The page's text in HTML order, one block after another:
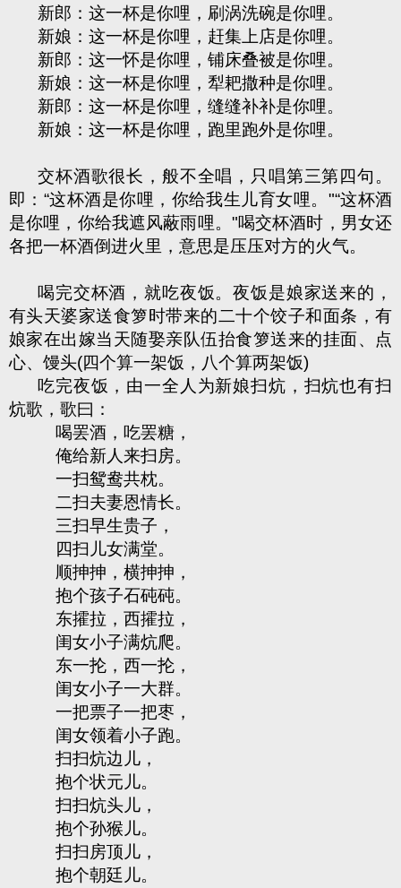
新郎：这一杯是你哩，刷涡洗碗是你哩。
新娘：这一杯是你哩，赶集上店是你哩。
新郎：这一怀是你哩，铺床叠被是你哩。
新娘：这一杯是你哩，犁耙撒种是你哩。
新郎：这一杯是你哩，缝缝补补是你哩。
新娘：这一杯是你哩，跑里跑外是你哩。
交杯酒歌很长，般不全唱，只唱第三第四句。
即：“这杯酒是你哩，你给我生儿育女哩。"“这杯酒
是你哩，你给我遮风蔽雨哩。"喝交杯酒时，男女还
各把一杯酒倒进火里，意思是压压对方的火气。
喝完交杯酒，就吃夜饭。夜饭是娘家送来的，
有头天婆家送食箩时带来的二十个饺子和面条，有
娘家在出嫁当天随娶亲队伍抬食箩送来的挂面、点
心、馒头(四个算一架饭，八个算两架饭)
吃完夜饭，由一全人为新娘扫炕，扫炕也有扫
炕歌，歌曰：
喝罢酒，吃罢糖，
俺给新人来扫房。
一扫鸳鸯共枕。
二扫夫妻恩情长。
三扫早生贵子，
四扫儿女满堂。
顺抻抻，横抻抻，
抱个孩子石砘砘。
东攉拉，西攉拉，
闺女小子满炕爬。
东一抡，西一抡，
闺女小子一大群。
一把票子一把枣，
闺女领着小子跑。
扫扫炕边儿，
抱个状元儿。
扫扫炕头儿，
抱个孙猴儿。
扫扫房顶儿，
抱个朝廷儿。